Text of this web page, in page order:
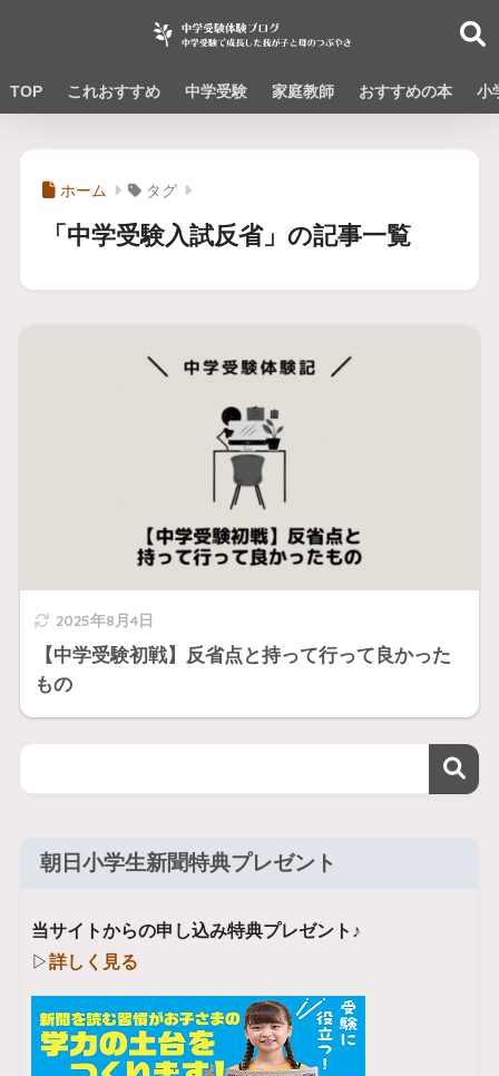
TOP これおすすめ 中学受験 家庭教師 おすすめの本 小
ホーム タグ
「中学受験入試反省」の記事一覧
2025年8月4日
【中学受験初戦】反省点と持って行って良かった
もの
朝日小学生新聞特典プレゼント
当サイトからの申し込み特典プレゼント♪
▷詳しく見る